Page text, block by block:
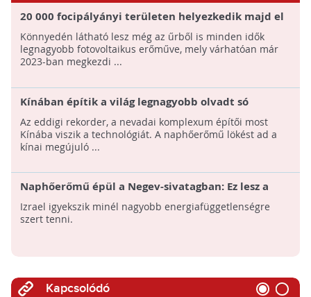
20 000 focipályányi területen helyezkedik majd el
a világ legnagyobb napelemfarmja!
Könnyedén látható lesz még az űrből is minden idők
legnagyobb fotovoltaikus erőműve, mely várhatóan már
2023-ban megkezdi ...
Kínában építik a világ legnagyobb olvadt só
kollektoros naperőművét
Az eddigi rekorder, a nevadai komplexum építői most
Kínába viszik a technológiát. A naphőerőmű lökést ad a
kínai megújuló ...
Naphőerőmű épül a Negev-sivatagban: Ez lesz a
világ legmagasabb napenergia-tornya
Izrael igyekszik minél nagyobb energiafüggetlenségre
szert tenni.
Kapcsolódó